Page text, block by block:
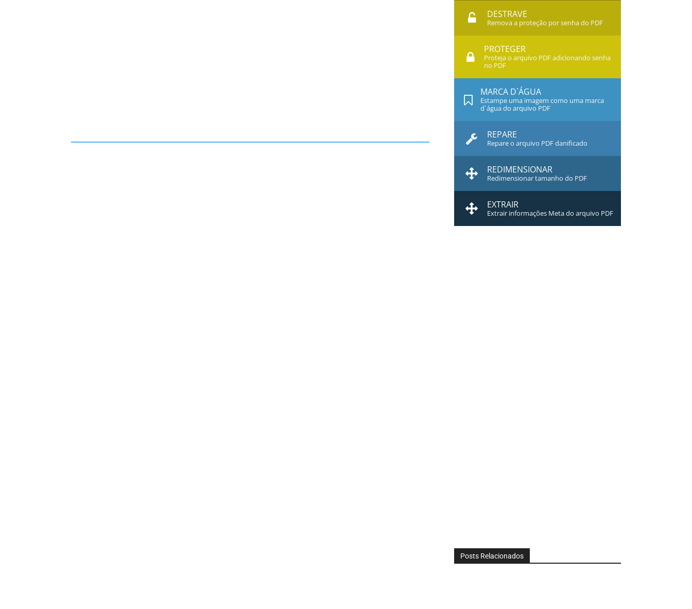
DESTRAVE
Remova a proteção por senha do PDF
PROTEGER
Proteja o arquivo PDF adicionando senha
no PDF
MARCA D`ÁGUA
Estampe uma imagem como uma marca
d`água do arquivo PDF
REPARE
Repare o arquivo PDF danificado
REDIMENSIONAR
Redimensionar tamanho do PDF
EXTRAIR
Extrair informações Meta do arquivo PDF
Posts Relacionados